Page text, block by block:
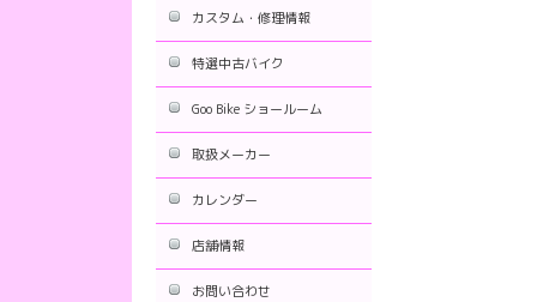
カスタム・修理情報
特選中古バイク
Goo Bike ショールーム
取扱メーカー
カレンダー
店舗情報
お問い合わせ